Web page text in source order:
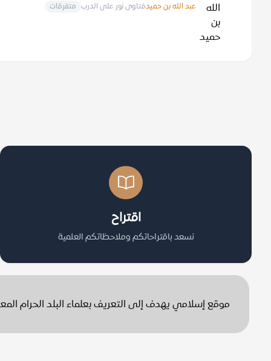
عبد الله بن حميدفتاوى نور على الدرب متفرقات
اقتراح
نسعد باقتراحاتكم وملاحظاتكم العلمية
موقع إسلامي يهدف إلى التعريف بعلماء البلد الحرام